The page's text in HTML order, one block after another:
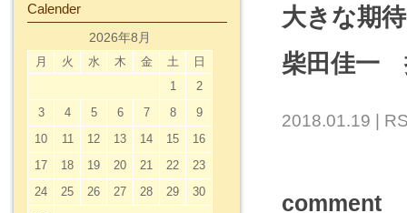
Calender
2026年8月
月 火 水 木 金 土 日
1
2
3
4 5 6 7 8
9
10
11 12 13 14 15
16
17
18 19 20 21 22
23
24
25 26 27 28 29
30
大きな期
柴田佳一
2018.01.19 |
comment